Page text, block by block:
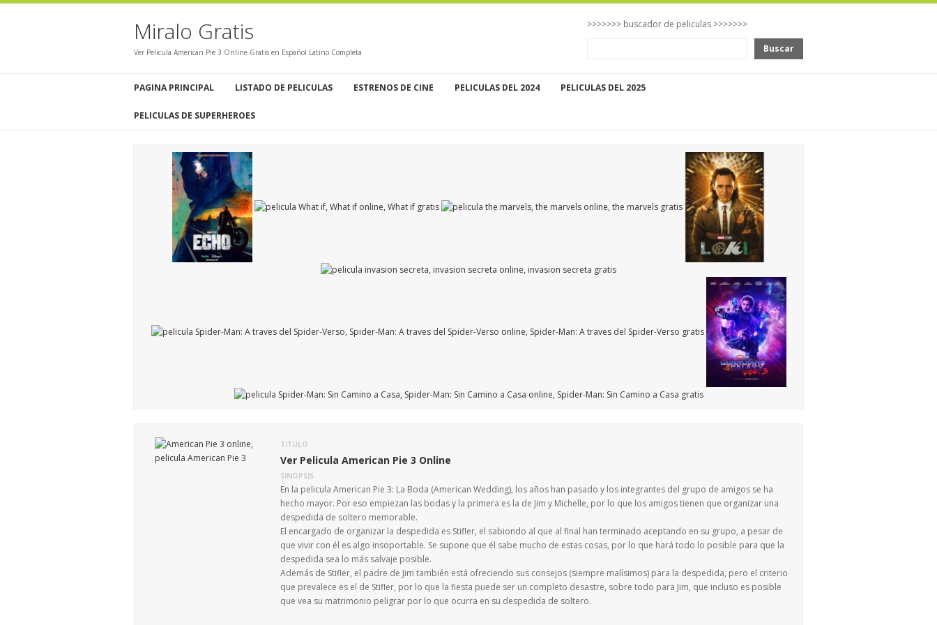
Miralo Gratis
Ver Pelicula American Pie 3 Online Gratis en Español Latino Completa
>>>>>>> buscador de peliculas >>>>>>>
Buscar
PAGINA PRINCIPAL LISTADO DE PELICULAS ESTRENOS DE CINE PELICULAS DEL 2024 PELICULAS DEL 2025
PELICULAS DE SUPERHEROES
TITULO
Ver Pelicula American Pie 3 Online
SINOPSIS
En la pelicula American Pie 3: La Boda (American Wedding), los años han pasado y los integrantes del grupo de amigos se ha
hecho mayor. Por eso empiezan las bodas y la primera es la de Jim y Michelle, por lo que los amigos tienen que organizar una
despedida de soltero memorable.
El encargado de organizar la despedida es Stifler, el sabiondo al que al final han terminado aceptando en su grupo, a pesar de
que vivir con él es algo insoportable. Se supone que él sabe mucho de estas cosas, por lo que hará todo lo posible para que la
despedida sea lo más salvaje posible.
Además de Stifler, el padre de Jim también está ofreciendo sus consejos (siempre malísimos) para la despedida, pero el criterio
que prevalece es el de Stifler, por lo que la fiesta puede ser un completo desastre, sobre todo para Jim, que incluso es posible
que vea su matrimonio peligrar por lo que ocurra en su despedida de soltero.